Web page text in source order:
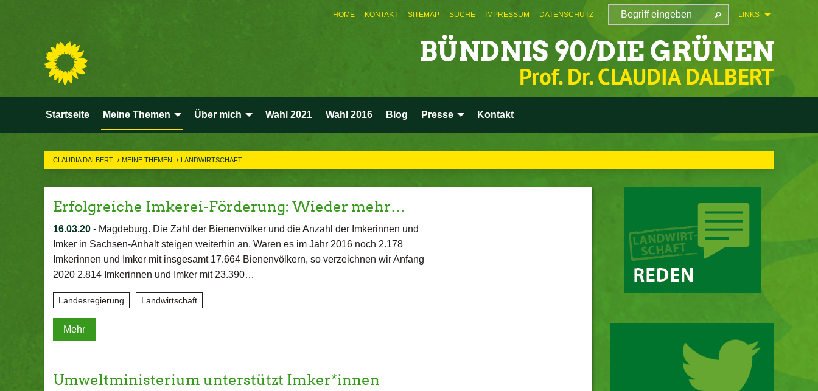
LINKS
HOME KONTAKT SITEMAP SUCHE IMPRESSUM DATENSCHUTZ
BÜNDNIS 90/DIE GRÜNEN
Prof. Dr. CLAUDIA DALBERT
Startseite Meine Themen Über mich Wahl 2021 Wahl 2016 Blog Presse Kontakt
CLAUDIA DALBERT MEINE THEMEN LANDWIRTSCHAFT
Erfolgreiche Imkerei-Förderung: Wieder mehr…
16.03.20 - Magdeburg. Die Zahl der Bienenvölker und die Anzahl der Imkerinnen und
Imker in Sachsen-Anhalt steigen weiterhin an. Waren es im Jahr 2016 noch 2.178
Imkerinnen und Imker mit insgesamt 17.664 Bienenvölkern, so verzeichnen wir Anfang
2020 2.814 Imkerinnen und Imker mit 23.390…
Landesregierung Landwirtschaft
Mehr
Umweltministerium unterstützt Imker*innen